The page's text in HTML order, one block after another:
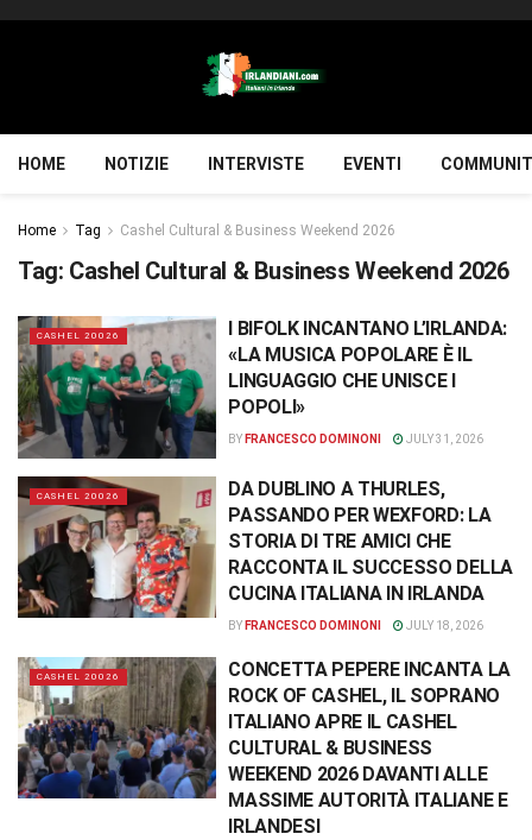
HOME NOTIZIE INTERVISTE EVENTI
Home Tag Cashel Cultural & Business Weekend 2026
Tag: Cashel Cultural & Business Weekend 2026
CASHEL 20026
I BIFOLK INCANTANO L’IRLANDA:
«LA MUSICA POPOLARE È IL
LINGUAGGIO CHE UNISCE I
POPOLI»
BY FRANCESCO DOMINONI JULY 31, 2026
CASHEL 20026
DA DUBLINO A THURLES,
PASSANDO PER WEXFORD: LA
STORIA DI TRE AMICI CHE
RACCONTA IL SUCCESSO DELLA
CUCINA ITALIANA IN IRLANDA
BY FRANCESCO DOMINONI JULY 18, 2026
CASHEL 20026
CONCETTA PEPERE INCANTA LA
ROCK OF CASHEL, IL SOPRANO
ITALIANO APRE IL CASHEL
CULTURAL & BUSINESS
WEEKEND 2026 DAVANTI ALLE
MASSIME AUTORITÀ ITALIANE E
IRLANDESI